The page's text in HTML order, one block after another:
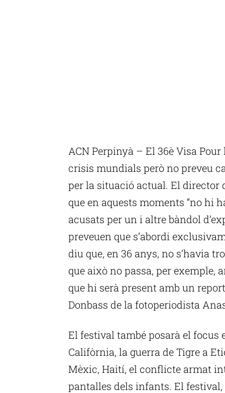
ACN Perpinyà – El 36è Visa
crisis mundials però no preveu
per la situació actual. El director
que en aquests moments “no hi
acusats per un i altre bàndol
preveuen que s’abordi
diu que, en 36 anys, no s’havia
que això no passa, per exemple,
que hi serà present amb un
Donbass de la fotoperiodista
El festival també posarà el focus
Califòrnia, la guerra de Tigre a
Mèxic, Haití, el conflicte armat
pantalles dels infants. El